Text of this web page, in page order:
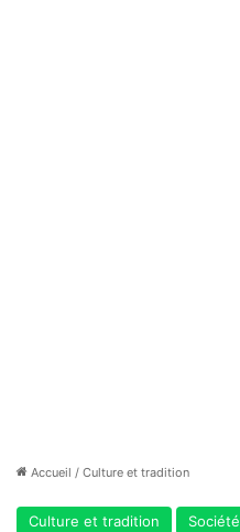
Accueil / Culture et tradition
Culture et tradition Société